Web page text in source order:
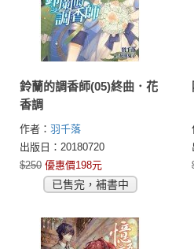
鈴蘭的調香師(05)終曲．花
香調
作者： 羽千落
出版日：20180720
$250 優惠價198元
已售完，補書中